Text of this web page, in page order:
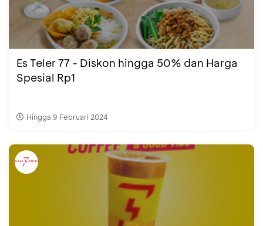
Es Teler 77 - Diskon hingga 50% dan Harga
Spesial Rp1
Hingga 9 Februari 2024